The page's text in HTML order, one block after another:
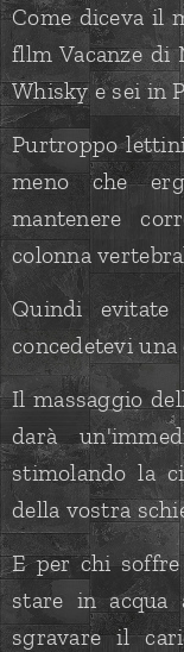
Come diceva il
fllm Vacanze di
Whisky e sei in
Purtroppo
meno che
mantenere
colonna
Quindi evitate
concedetevi
Il massaggio
darà
stimolando la
della vostra
E per chi
stare in acqua
sgravare il